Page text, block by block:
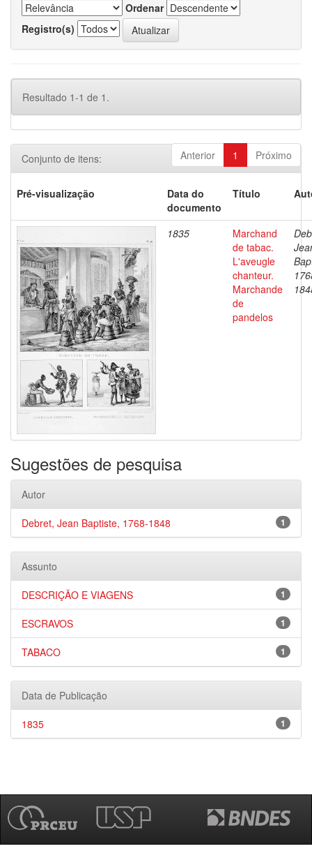
Ordenar
Registro(s)
Resultado 1-1 de 1.
Anterior 1 Próximo
Conjunto de itens:
Pré-visualização
Data do
documento
Título
1835
Marchand
de tabac.
L'aveugle
chanteur.
Marchande
de
pandelos
Sugestões de pesquisa
Autor
1
Debret, Jean Baptiste, 1768-1848
Assunto
1
DESCRIÇÃO E VIAGENS
1
ESCRAVOS
1
TABACO
Data de Publicação
1
1835